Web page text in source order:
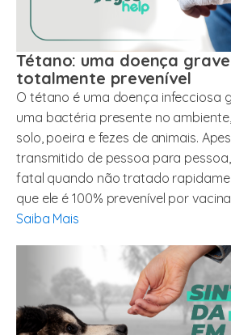
Tétano: uma doença
totalmente prevenível
O tétano é uma doença infecciosa
uma bactéria presente no
solo, poeira e fezes de animais.
transmitido de pessoa para
fatal quando não tratado
que ele é 100% prevenível por
Saiba Mais